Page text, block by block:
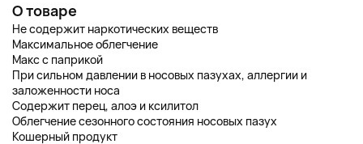
О товаре
Не содержит наркотических веществ
Максимальное облегчение
Макс с паприкой
При сильном давлении в носовых пазухах, аллергии и
заложенности носа
Содержит перец, алоэ и ксилитол
Облегчение сезонного состояния носовых пазух
Кошерный продукт